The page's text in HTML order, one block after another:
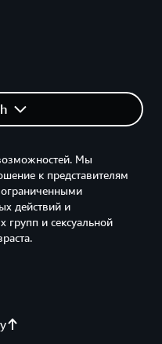
Мы
к представителям
действий и
групп и сексуальной